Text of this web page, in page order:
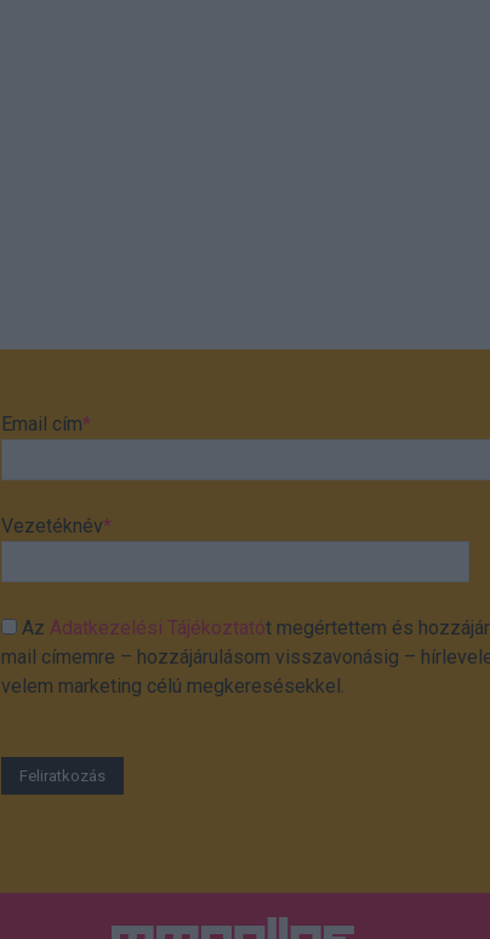
Email cím*
Vezetéknév*
AzAdatkezelési Tájékoztatót megértettem és
mail címemre – hozzájárulásom visszavonásig –
velem marketing célú megkeresésekkel.